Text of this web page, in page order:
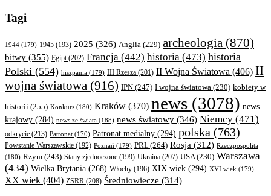
Tagi
1944 (179) 1945 (193) 2025 (326) Anglia (229) archeologia (870)
bitwy (355) Egipt(202) Francja (442) historia (473) historia
Polski (554) hiszpania (179) III Rzesza (201) II Wojna Światowa (406) II
wojna światowa (916) IPN (247) I wojna światowa (230) kobiety w
historii (255) Konkurs (180) Kraków (370) news (3078) news
krajowy (284) news ze świata (188) news światowy (346) Niemcy (471)
odkrycie (213) Patronat (170) Patronat medialny (294) polska (763)
Powstanie Warszawskie (192) Poznań (179) PRL(264) Rosja (312) Rzeczpospolita
(180) Rzym (243) Stany zjednoczone (199) Ukraina (207) USA(230) Warszawa
(434) Wielka Brytania (268) Włochy (196) XIX wiek (294) XVI wiek (179)
XX wiek (404) ZSRR (208) Średniowiecze (314)